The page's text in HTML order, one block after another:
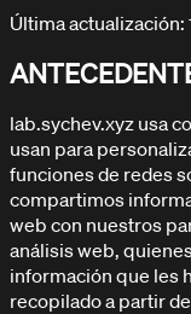
ARTICULOS / BLOG
Explora nuestros
Última actualización:
lab.sychev.xyz usa
usan para
funciones de redes
compartimos
web con nuestros
análisis web,
información que les
recopilado a partir